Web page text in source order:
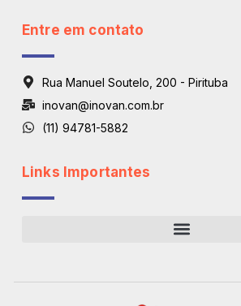
Entre em contato
Rua Manuel Soutelo, 200 - Pirituba
inovan@inovan.com.br
(11) 94781-5882
Links Importantes